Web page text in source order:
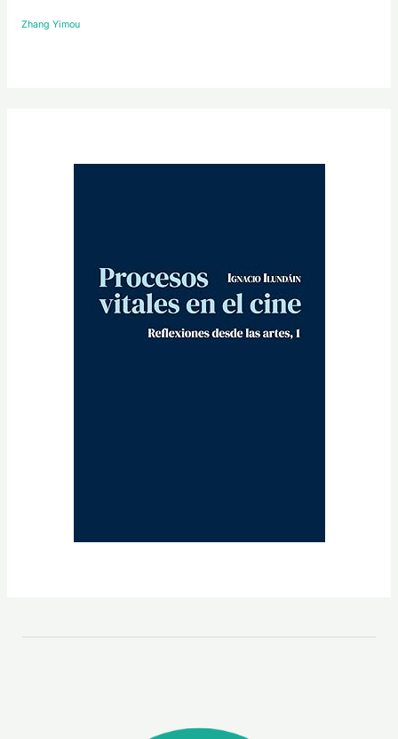
Zhang Yimou